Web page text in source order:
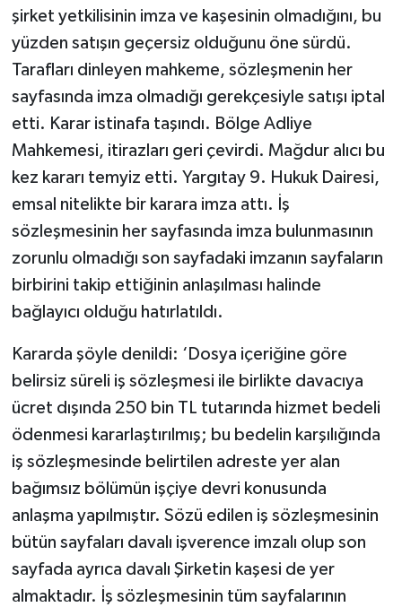
şirket yetkilisinin imza ve kaşesinin olmadığını, bu
yüzden satışın geçersiz olduğunu öne sürdü.
Tarafları dinleyen mahkeme, sözleşmenin her
sayfasında imza olmadığı gerekçesiyle satışı iptal
etti. Karar istinafa taşındı. Bölge Adliye
Mahkemesi, itirazları geri çevirdi. Mağdur alıcı bu
kez kararı temyiz etti. Yargıtay 9. Hukuk Dairesi,
emsal nitelikte bir karara imza attı. İş
sözleşmesinin her sayfasında imza bulunmasının
zorunlu olmadığı son sayfadaki imzanın sayfaların
birbirini takip ettiğinin anlaşılması halinde
bağlayıcı olduğu hatırlatıldı.
Kararda şöyle denildi: ‘Dosya içeriğine göre
belirsiz süreli iş sözleşmesi ile birlikte davacıya
ücret dışında 250 bin TL tutarında hizmet bedeli
ödenmesi kararlaştırılmış; bu bedelin karşılığında
iş sözleşmesinde belirtilen adreste yer alan
bağımsız bölümün işçiye devri konusunda
anlaşma yapılmıştır. Sözü edilen iş sözleşmesinin
bütün sayfaları davalı işverence imzalı olup son
sayfada ayrıca davalı Şirketin kaşesi de yer
almaktadır. İş sözleşmesinin tüm sayfalarının